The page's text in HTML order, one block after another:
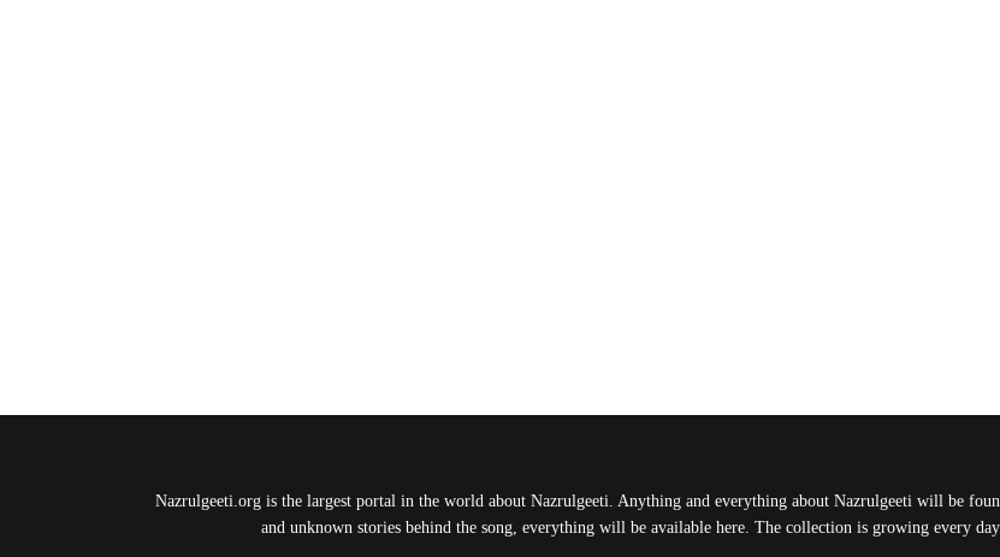
Nazrulgeeti.org is the largest portal in the world about Nazrulgeeti. Anything and everything about Nazrulgeeti will be
and unknown stories behind the song, everything will be available here. The collection is growing every